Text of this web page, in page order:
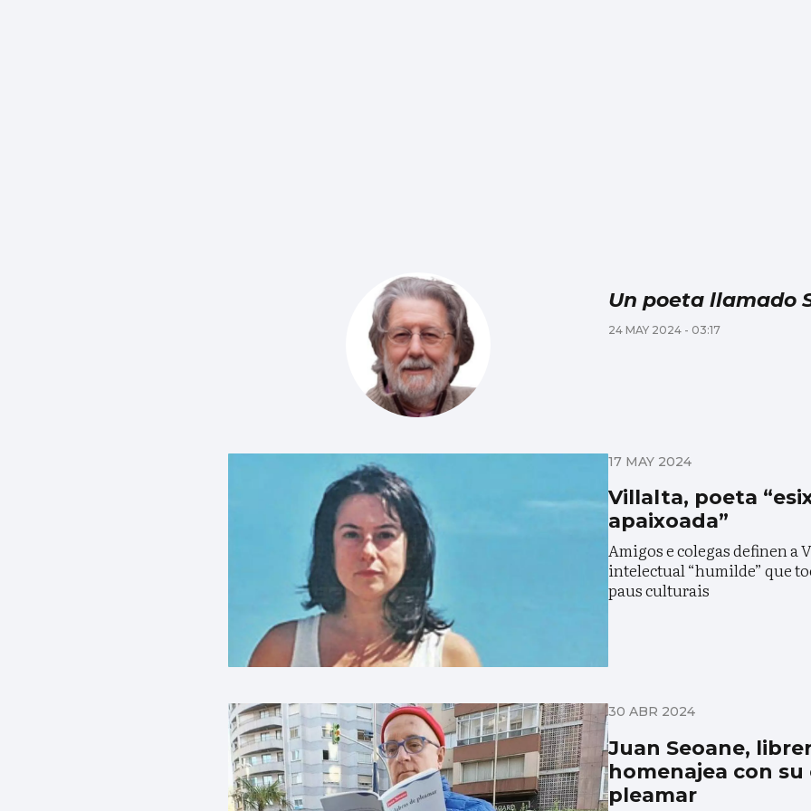
Un poeta llamado
24 MAY 2024 - 03:17
17 MAY 2024
Villalta, poeta
apaixoada”
Amigos e colegas definen a
intelectual “humilde” que
paus culturais
30 ABR 2024
Juan Seoane,
homenajea con su
pleamar